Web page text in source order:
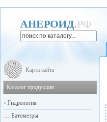
АНЕРОИД.РФ
Карта сайта
Каталог продукции
› Гидрология
… Батометры